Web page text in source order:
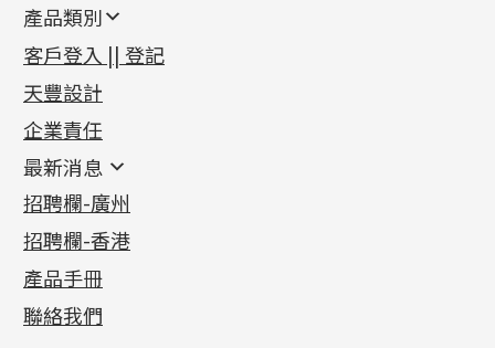
產品類別
新產品
足金系列
足金配件
機織鏈系列
珠仔鏈
镶口链
管狀網鏈
十字車花鏈系列
十字閃O鏈系列
十字錘打鏈系列
側身車花鏈系列
側身鏈系列
首飾配件
耳環類配件
卷迫系列
螺絲迫系列
梅花迫系列
平臺迫系列
綫拍系列
美拍系列
鏈類配件
動感車花吊墜
調節珠系列
生圈扣系列
龍蝦扣系列
鴨俐制系列
其他類配件
珠盤系列
袖口鈕系列
焊片及鐳射綫
空心車花管
珠類配件
無孔光身珠
空心光身珠
無孔批花珠
鑲口類
四爪頭系列
六爪頭系列
車花片
動感車花片
鑲口戒指
鑲口手鏈系列
首飾系列
手镯系列
戒指系列
空心耳環
空心车花管首饰链
空心手鐲系列
貴金屬原料
千足金
記憶金屬系列
記憶戒指
拉簧珠珠手鏈
記憶鈦手鐲
客戶登入 || 登記
天豐設計
企業責任
最新消息
最新消息
各項證書(2)
相片集(9)
展覽會資訊
最新產品資訊
招聘欄-廣州
招聘欄-香港
產品手冊
聯絡我們